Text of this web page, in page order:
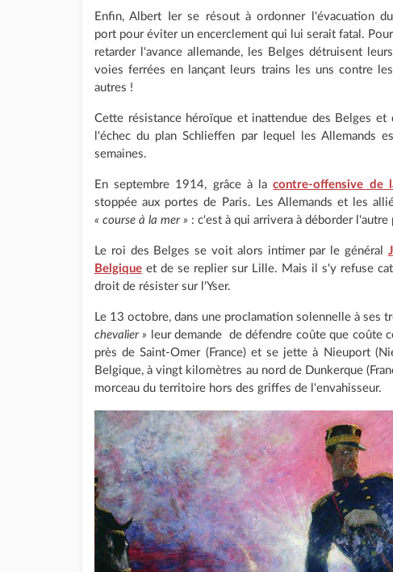
Enfin, Albert Ier se résout à ordonner l'évacuation du
port pour éviter un encerclement qui lui serait fatal. Pour
retarder l'avance allemande, les Belges détruisent leurs
voies ferrées en lançant leurs trains les uns contre les
autres !
Cette résistance héroïque et inattendue des Belges
l'échec du plan Schlieffen par lequel les Allemands
semaines.
En septembre 1914, grâce à lacontre-offensive de
stoppée aux portes de Paris. Les Allemands et les
« course à la mer » : c'est à qui arrivera à déborder l'autre
Le roi des Belges se voit alors intimer par le général
Belgique et de se replier sur Lille. Mais il s'y refuse
droit de résister sur l'Yser.
Le 13 octobre, dans une proclamation solennelle à ses
chevalier » leur demande de défendre coûte que coûte
près de Saint-Omer (France) et se jette à Nieuport
Belgique, à vingt kilomètres au nord de Dunkerque
morceau du territoire hors des griffes de l'envahisseur.